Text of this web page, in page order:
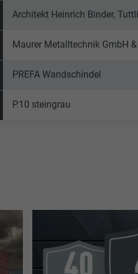
Architekt Heinrich Binder,
Maurer Metalltechnik GmbH
PREFA Wandschindel
P.10 steingrau